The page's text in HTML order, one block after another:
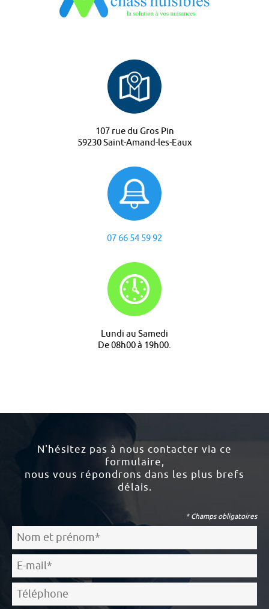
107 rue du Gros Pin
59230 Saint-Amand-les-Eaux
07 66 54 59 92
Lundi au Samedi
De 08h00 à 19h00.
N'hésitez pas à nous contacter via ce
formulaire,
nous vous répondrons dans les plus brefs
délais.
* Champs obligatoires